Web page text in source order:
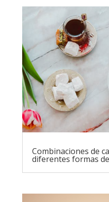
Combinaciones de
diferentes formas